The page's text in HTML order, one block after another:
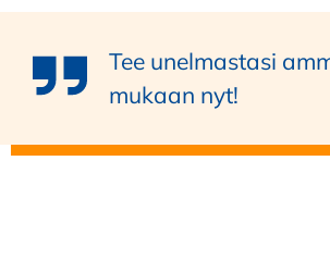
Tee unelmastasi
mukaan nyt!